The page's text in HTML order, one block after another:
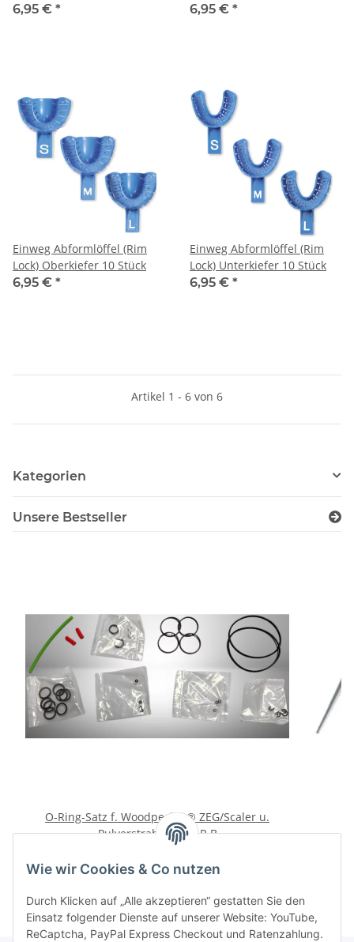
6,95 € *
6,95 € *
Einweg Abformlöffel (Rim
Lock) Oberkiefer 10 Stück
6,95 € *
Einweg Abformlöffel (Rim
Lock) Unterkiefer 10 Stück
6,95 € *
Artikel 1 - 6 von 6
Kategorien
Unsere Bestseller
O-Ring-Satz f. Woodpecker® ZEG/Scaler u.
Pulverstrahlgerät AP-B
27,00 €
Wie wir Cookies & Co nutzen
Durch Klicken auf „Alle akzeptieren“ gestatten Sie den
Einsatz folgender Dienste auf unserer Website: YouTube,
ReCaptcha, PayPal Express Checkout und Ratenzahlung.